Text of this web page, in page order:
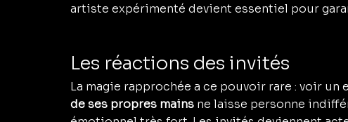
artiste expérimenté devient essentiel pour
Les réactions des invités
La magie rapprochée a ce pouvoir rare : voir un
de ses propres mains ne laisse personne